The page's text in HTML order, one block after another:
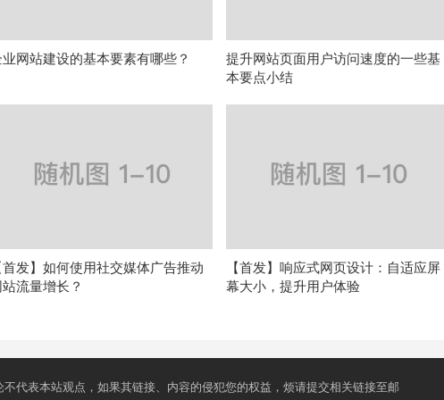
业网站建设的基本要素有哪些？
提升网站页面用户访问速度的一些基
本要点小结
首发】如何使用社交媒体广告推动
站流量增长？
【首发】响应式网页设计：自适应屏
幕大小，提升用户体验
代表本站观点，如果其链接、内容的侵犯您的权益，烦请提交相关链接至邮